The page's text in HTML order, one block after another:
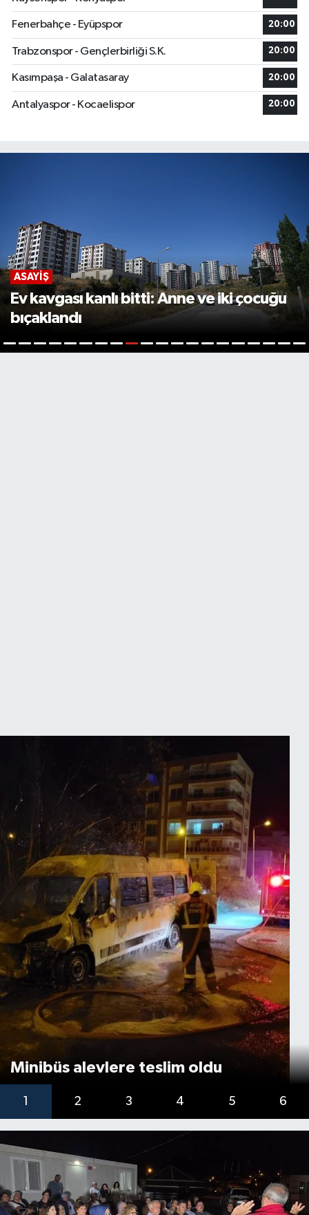
Fenerbahçe - Eyüpspor 20:00
Trabzonspor - Gençlerbirliği S.K. 20:00
Kasımpaşa - Galatasaray 20:00
Antalyaspor - Kocaelispor 20:00
ASAYIŞ
Ev kavgası kanlı bitti: Anne ve iki çocuğu
bıçaklandı
Minibüs alevlere teslim oldu
2 3 4 5 6